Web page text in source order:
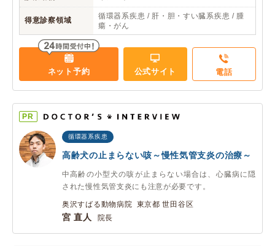
得意診察領域
循環器系疾患 / 肝・胆・すい臓系疾患 / 腫
瘍・がん
ネット予約 公式サイト 電話
PR
循環器系疾患
高齢犬の止まらない咳～慢性気管支炎の治療～
中高齢の小型犬の咳が止まらない場合は、心臓病に隠
された慢性気管支炎にも注意が必要です。
奥沢すばる動物病院 東京都 世田谷区
宮 直人 院長